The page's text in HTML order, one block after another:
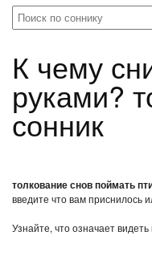
К чему снится толкование снов поймать птицу
руками?
сонник
толкование снов поймать
введите что вам приснилось
Узнайте, что означает